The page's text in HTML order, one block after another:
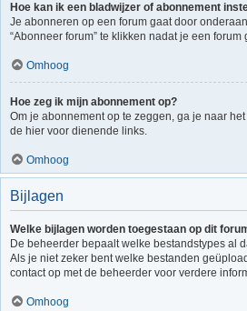
Hoe kan ik een bladwijzer of abonnement
Je abonneren op een forum gaat door
“Abonneer forum” te klikken nadat je een forum
Omhoog
Hoe zeg ik mijn abonnement op?
Om je abonnement op te zeggen, ga je naar
de hier voor dienende links.
Omhoog
Bijlagen
Welke bijlagen worden toegestaan op dit
De beheerder bepaalt welke bestandstypes al
Als je niet zeker bent welke bestanden
contact op met de beheerder voor verdere
Omhoog